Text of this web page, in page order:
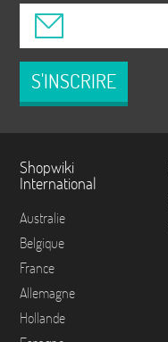
S'INSCRIRE
Shopwiki
International
Australie
Belgique
France
Allemagne
Hollande